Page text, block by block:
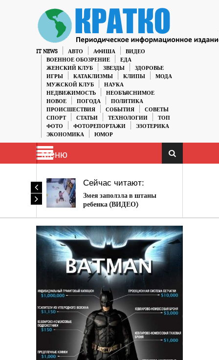
IT NEWS АВТО АФИША
ВИДЕО
ВОЕННОЕ ОБОЗРЕНИЕ
ЕДА
ЖЕНСКИЙ КЛУБ
ЗВЕЗДЫ
ЗДОРОВЬЕ
ИГРЫ
КАТАКЛИЗМЫ КЛИПЫ
МОДА
МУЖСКОЙ КЛУБ
НАУКА
НЕДВИЖИМОСТЬ
НЕОБЪЯСНИМОЕ
НОВОЕ
ПОГОДА
ПОЛИТИКА
ПРОИСШЕСТВИЯ
СОБЫТИЯ
СОВЕТЫ
СПОРТ
СТАТЬИ ТЕХНОЛОГИИ
ТОП
ФОТО
ФОТОРЕПОРТАЖИ
ЭЗОТЕРИКА
ЭКОНОМИКА
ЮМОР
Меню
Сейчас читают:
Змея заползла в штаны
ребенка (ВИДЕО)